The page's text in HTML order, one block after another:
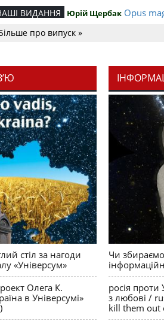
ВИДАННЯ Юрій Щербак Opus
Журавель
політстратегії й тактики
про випуск »
стіл за нагоди
«Універсум»
Олега К.
в Універсумі»
Чи
росія
з любові /
kill them out